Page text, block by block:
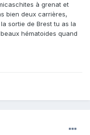
à grenat et
bien deux carrières,
sortie de Brest tu as la
hématoides quand